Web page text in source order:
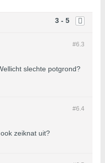
3 - 5
#6.3
slechte potgrond?
#6.4
zeiknat uit?